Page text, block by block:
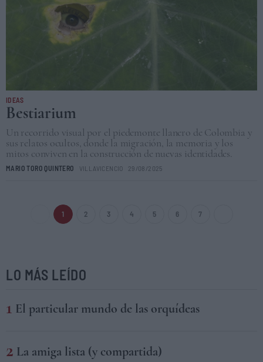
IDEAS
Bestiarium
Un recorrido visual por el piedemonte llanero de Colombia y
sus relatos ocultos, donde la migración, la memoria y los
mitos conviven en la construcción de nuevas identidades.
MARIO TORO QUINTERO VILLAVICENCIO 29/08/2025
1 2 3 4 5 6 7
LO MÁS LEÍDO
El particular mundo de las orquídeas
La amiga lista (y compartida)